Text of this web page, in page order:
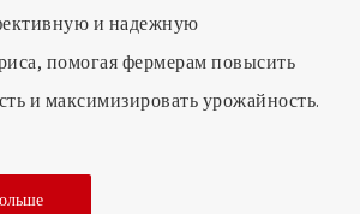
и надежную
помогая фермерам повысить
и максимизировать урожайность.